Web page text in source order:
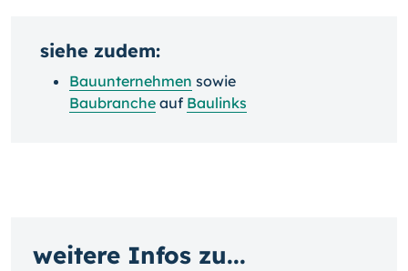
siehe zudem:
Bauunternehmen sowie
Baubranche auf Baulinks
weitere Infos zu...